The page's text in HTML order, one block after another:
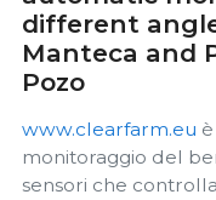
different
Manteca and
Pozo
www.clearfarm.eu
monitoraggio del
sensori che